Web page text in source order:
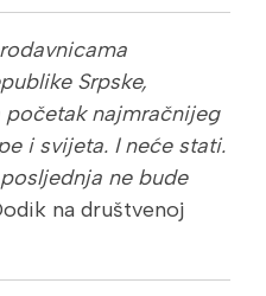
Srpske,
najmračnijeg
i svijeta. I neće stati.
ne bude
na društvenoj